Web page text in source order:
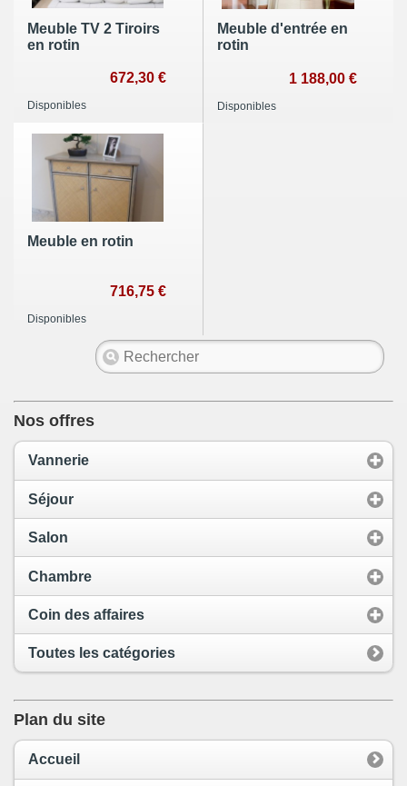
Meuble TV 2 Tiroirs
en rotin
672,30 €
Disponibles
Meuble d'entrée en
rotin
1 188,00 €
Disponibles
Meuble en rotin
716,75 €
Disponibles
Nos offres
Vannerie
Séjour
Salon
Chambre
Coin des affaires
Toutes les catégories
Plan du site
Accueil